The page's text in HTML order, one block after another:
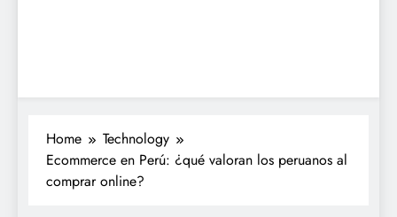
Home
Technology
Ecommerce en Perú: ¿qué valoran los peruanos al
comprar online?